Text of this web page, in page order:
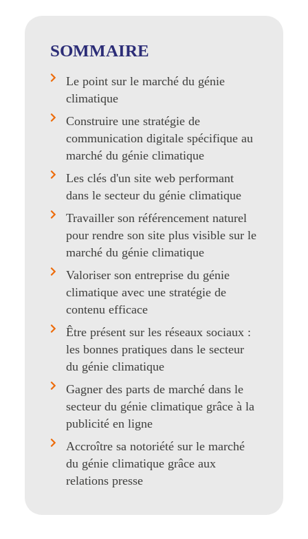
SOMMAIRE
Le point sur le marché du génie
climatique
Construire une stratégie de
communication digitale spécifique au
marché du génie climatique
Les clés d'un site web performant
dans le secteur du génie climatique
Travailler son référencement naturel
pour rendre son site plus visible sur le
marché du génie climatique
Valoriser son entreprise du génie
climatique avec une stratégie de
contenu efficace
Être présent sur les réseaux sociaux :
les bonnes pratiques dans le secteur
du génie climatique
Gagner des parts de marché dans le
secteur du génie climatique grâce à la
publicité en ligne
Accroître sa notoriété sur le marché
du génie climatique grâce aux
relations presse